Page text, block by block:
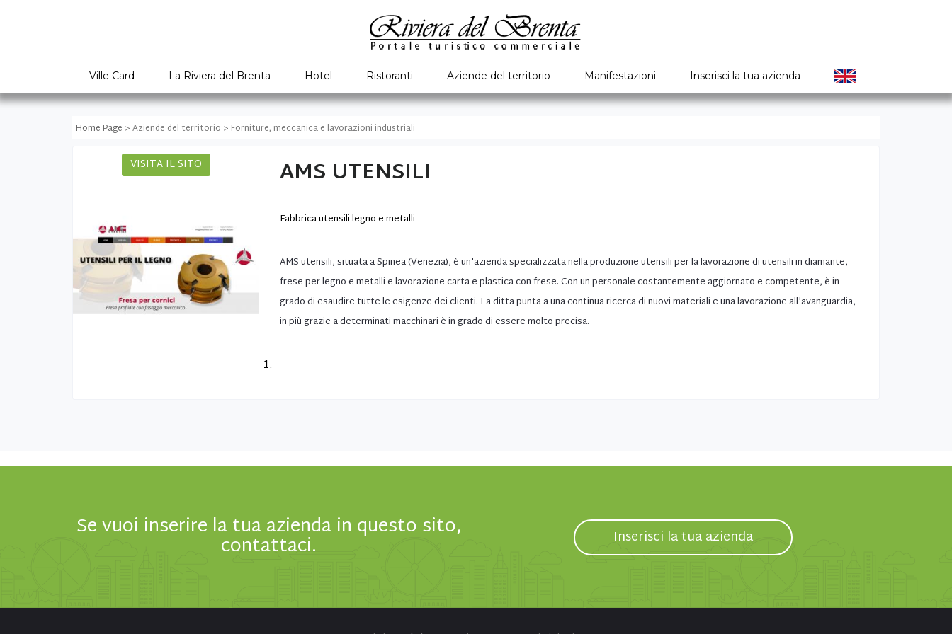
Ville Card La Riviera del Brenta Hotel Ristoranti Aziende del territorio Manifestazioni Inserisci la tua azienda
Home Page > Aziende del territorio > Forniture, meccanica e lavorazioni industriali
VISITA IL SITO AMS UTENSILI
Fabbrica utensili legno e metalli
AMS utensili, situata a Spinea (Venezia), è un'azienda specializzata nella produzione utensili per la lavorazione di utensili in diamante,
frese per legno e metalli e lavorazione carta e plastica con frese. Con un personale costantemente aggiornato e competente, è in
grado di esaudire tutte le esigenze dei clienti. La ditta punta a una continua ricerca di nuovi materiali e una lavorazione all'avanguardia,
in più grazie a determinati macchinari è in grado di essere molto precisa.
1.
Se vuoi inserire la tua azienda in questo sito,
contattaci. Inserisci la tua azienda